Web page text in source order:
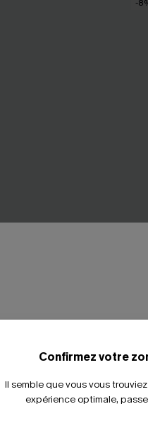
blanche à col V et
-
T-
Confirmez votre
Il semble que vous vous
expérience optimale,